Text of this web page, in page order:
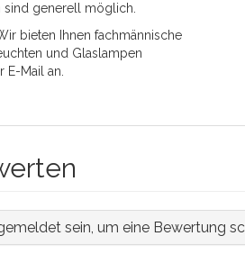
sind generell möglich.
bieten Ihnen fachmännische
und Glaslampen
Mail an.
sein, um eine Bewertung